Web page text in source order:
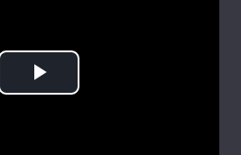
Play